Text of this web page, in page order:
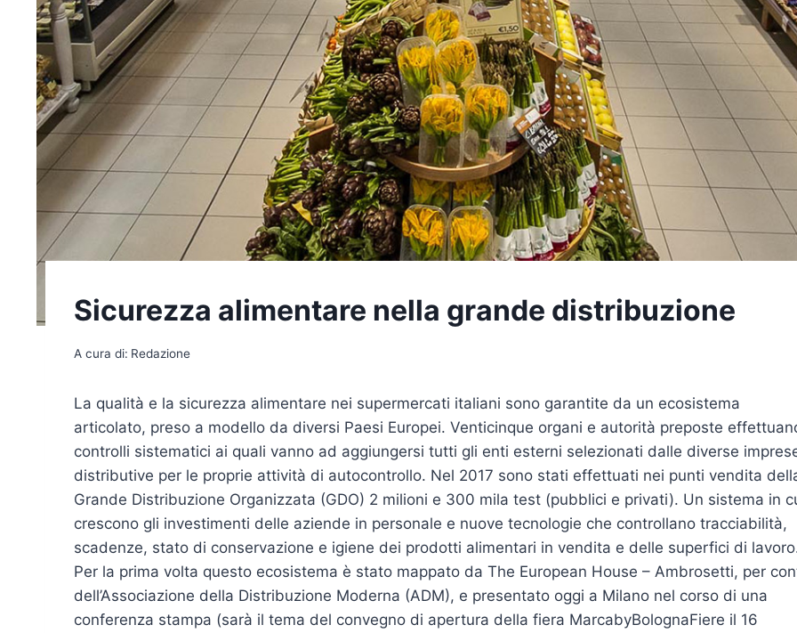
Sicurezza alimentare nella grande distribuzione
A cura di: Redazione
La qualità e la sicurezza alimentare nei supermercati italiani sono garantite da un ecosistema
articolato, preso a modello da diversi Paesi Europei. Venticinque organi e autorità preposte
controlli sistematici ai quali vanno ad aggiungersi tutti gli enti esterni selezionati dalle diverse
distributive per le proprie attività di autocontrollo. Nel 2017 sono stati effettuati nei punti vendita
Grande Distribuzione Organizzata (GDO) 2 milioni e 300 mila test (pubblici e privati). Un sistema in
crescono gli investimenti delle aziende in personale e nuove tecnologie che controllano tracciabilità,
scadenze, stato di conservazione e igiene dei prodotti alimentari in vendita e delle superfici di
Per la prima volta questo ecosistema è stato mappato da The European House – Ambrosetti, per
dell’Associazione della Distribuzione Moderna (ADM), e presentato oggi a Milano nel corso di una
conferenza stampa (sarà il tema del convegno di apertura della fiera MarcabyBolognaFiere il 16